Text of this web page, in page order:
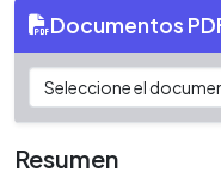
Documentos
Resumen